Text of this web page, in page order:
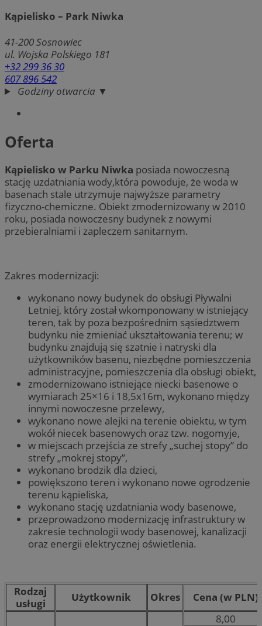
Kąpielisko – Park Niwka
41-200Sosnowiec
ul. Wojska Polskiego 181
+32 299 36 30
607 896 542
Godziny otwarcia ▼
Oferta
Kąpielisko w Parku Niwka posiada nowoczesną
stację uzdatniania wody,która powoduje, że woda w
basenach stale utrzymuje najwyższe parametry
fizyczno-chemiczne. Obiekt zmodernizowany w 2010
roku, posiada nowoczesny budynek z nowymi
przebieralniami i zapleczem sanitarnym.
Zakres modernizacji:
wykonano nowy budynek do obsługi Pływalni
Letniej, który został wkomponowany w istniejący
teren, tak by poza bezpośrednim sąsiedztwem
budynku nie zmieniać ukształtowania terenu; w
budynku znajdują się szatnie i natryski dla
użytkowników basenu, niezbędne pomieszczenia
administracyjne, pomieszczenia dla obsługi obiekt,
zmodernizowano istniejące niecki basenowe o
wymiarach 25×16 i 18,5x16m, wykonano między
innymi nowoczesne przelewy,
wykonano nowe alejki na terenie obiektu, w tym
wokół niecek basenowych oraz tzw. nogomyje,
w miejscach przejścia ze strefy „suchej stopy” do
strefy „mokrej stopy”,
wykonano brodzik dla dzieci,
powiększono teren i wykonano nowe ogrodzenie
terenu kąpieliska,
wykonano stację uzdatniania wody basenowe,
przeprowadzono modernizację infrastruktury w
zakresie technologii wody basenowej, kanalizacji
oraz energii elektrycznej oświetlenia.
Rodzaj
usługi
Użytkownik Okres Cena (w PLN)
8,00